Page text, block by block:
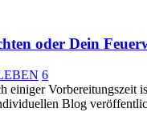
oder Dein
6
einiger Vorbereitungszeit
Blog